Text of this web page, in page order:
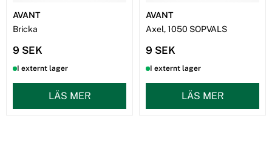
AVANT
Bricka
9 SEK
I externt lager
LÄS MER
AVANT
Axel, 1050 SOPVALS
9 SEK
I externt lager
LÄS MER